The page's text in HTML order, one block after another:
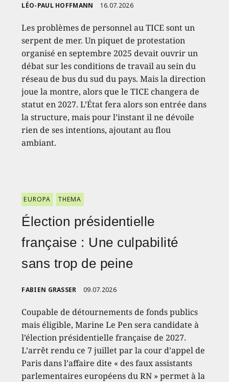
LÉO-PAUL HOFFMANN 16.07.2026
Les problèmes de personnel au TICE sont un
serpent de mer. Un piquet de protestation
organisé en septembre 2025 devait ouvrir un
débat sur les conditions de travail au sein du
réseau de bus du sud du pays. Mais la direction
joue la montre, alors que le TICE changera de
statut en 2027. L’État fera alors son entrée dans
la structure, mais pour l’instant il ne dévoile
rien de ses intentions, ajoutant au flou
ambiant.
EUROPA THEMA
Élection présidentielle
française : Une culpabilité
sans trop de peine
FABIEN GRASSER 09.07.2026
Coupable de détournements de fonds publics
mais éligible, Marine Le Pen sera candidate à
l’élection présidentielle française de 2027.
L’arrêt rendu ce 7 juillet par la cour d’appel de
Paris dans l’affaire dite « des faux assistants
parlementaires européens du RN » permet à la